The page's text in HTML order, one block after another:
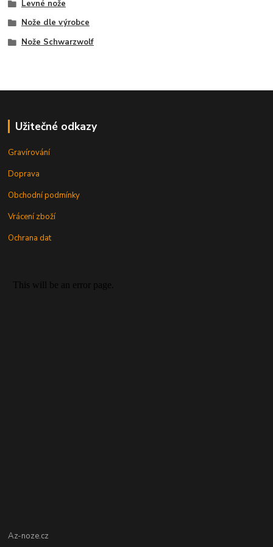
Levné nože
Nože dle výrobce
Nože Schwarzwolf
Užitečné odkazy
Gravírování
Doprava
Obchodní podmínky
Vrácení zboží
Ochrana dat
Az-noze.cz